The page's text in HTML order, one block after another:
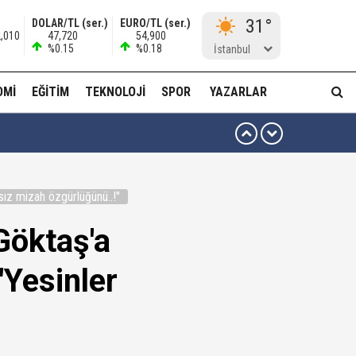
DOLAR/TL (ser.)
47,720
%0.15
EURO/TL (ser.)
54,900
%0.18
31°
İstanbul
EĞITIM TEKNOLOJI SPOR YAZARLAR
oradan alırım…'
edilmeye razıyım'
mizah özgürlüğünü..!"